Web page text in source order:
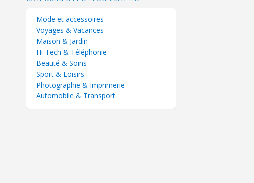
Mode et accessoires
Voyages & Vacances
Maison & Jardin
Hi-Tech & Téléphonie
Beauté & Soins
Sport & Loisirs
Photographie & Imprimerie
Automobile & Transport